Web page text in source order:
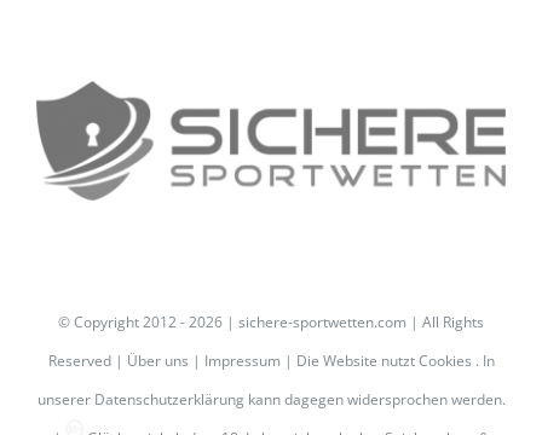
© Copyright 2012 -2026 | sichere-sportwetten.com | All Rights
Reserved | Über uns | Impressum | Die Website nutzt Cookies . In
unserer Datenschutzerklärungkann dagegen widersprochen werden.